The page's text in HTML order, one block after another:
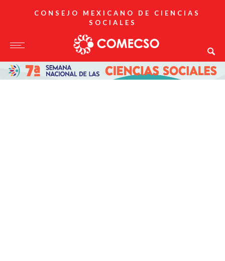
CONSEJO MEXICANO DE CIENCIAS
SOCIALES